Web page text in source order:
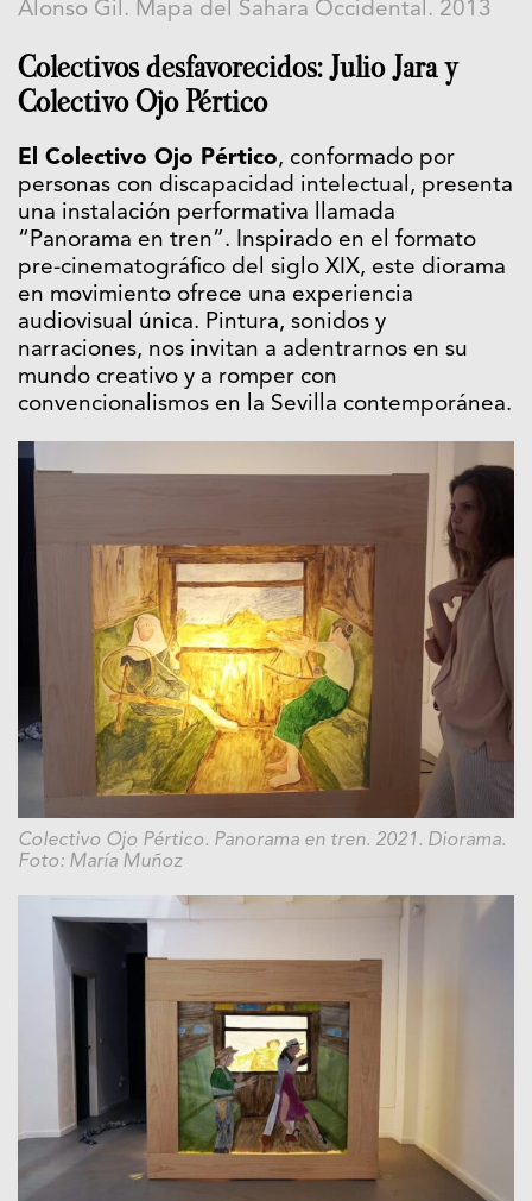
Alonso Gil. Mapa del Sahara Occidental. 2013
Colectivos desfavorecidos: Julio Jara y
Colectivo Ojo Pértico
El Colectivo Ojo Pértico, conformado por
personas con discapacidad intelectual, presenta
una instalación performativa llamada
“Panorama en tren”. Inspirado en el formato
pre-cinematográfico del siglo XIX, este diorama
en movimiento ofrece una experiencia
audiovisual única. Pintura, sonidos y
narraciones, nos invitan a adentrarnos en su
mundo creativo y a romper con
convencionalismos en la Sevilla contemporánea.
Colectivo Ojo Pértico. Panorama en tren. 2021. Diorama.
Foto: María Muñoz